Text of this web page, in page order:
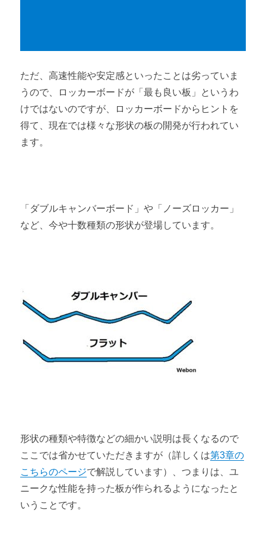
ただ、高速性能や安定感といったことは劣っていま
うので、ロッカーボードが「最も良い板」というわ
けではないのですが、ロッカーボードからヒントを
得て、現在では様々な形状の板の開発が行われてい
ます。
「ダブルキャンバーボード」や「ノーズロッカー」
など、今や十数種類の形状が登場しています。
形状の種類や特徴などの細かい説明は長くなるので
ここでは省かせていただきますが（詳しくは第3章の
こちらのページで解説しています）、つまりは、ユ
ニークな性能を持った板が作られるようになったと
いうことです。